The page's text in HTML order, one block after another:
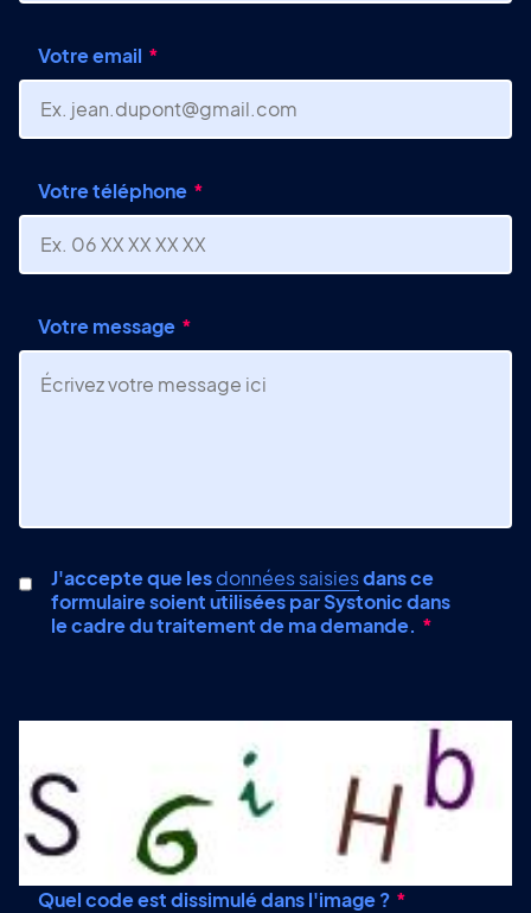
Votre email
Votre téléphone
Votre message
J'accepte que lesdonnées saisiesdans ce
formulaire soient utilisées par Systonic dans
le cadre du traitement de ma demande.
Quel code est dissimulé dans l'image ?